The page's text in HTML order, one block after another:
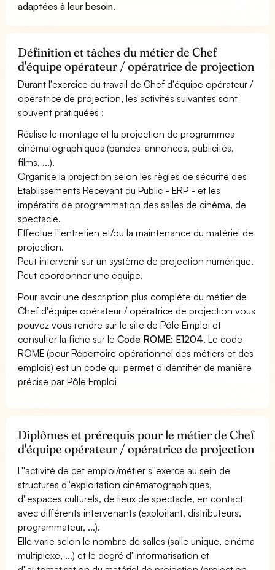
adaptées à leur besoin.
Définition et tâches du métier de Chef
d'équipe opérateur / opératrice de projection
Durant l'exercice du travail de Chef d'équipe opérateur /
opératrice de projection, les activités suivantes sont
souvent pratiquées :
Réalise le montage et la projection de programmes
cinématographiques (bandes-annonces, publicités,
films, ...).
Organise la projection selon les règles de sécurité des
Etablissements Recevant du Public - ERP - et les
impératifs de programmation des salles de cinéma, de
spectacle.
Effectue l''entretien et/ou la maintenance du matériel de
projection.
Peut intervenir sur un système de projection numérique.
Peut coordonner une équipe.
Pour avoir une description plus complète du métier de
Chef d'équipe opérateur / opératrice de projection vous
pouvez vous rendre sur le site de Pôle Emploi et
consulter la fiche sur leCode ROME: E1204. Le code
ROME (pour Répertoire opérationnel des métiers et des
emplois) est un code qui permet d'identifier de manière
précise par Pôle Emploi
Diplômes et prérequis pour le métier de Chef
d'équipe opérateur / opératrice de projection
L''activité de cet emploi/métier s''exerce au sein de
structures d''exploitation cinématographiques,
d''espaces culturels, de lieux de spectacle, en contact
avec différents intervenants (exploitant, distributeurs,
programmateur, ...).
Elle varie selon le nombre de salles (salle unique, cinéma
multiplexe, ...) et le degré d''informatisation et